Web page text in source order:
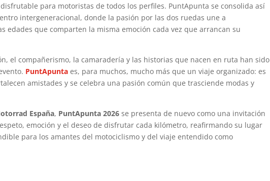
para motoristas de todos los perfiles. PuntApunta se consolida así
intergeneracional, donde la pasión por las dos ruedas une a
edades que comparten la misma emoción cada vez que arrancan su
el compañerismo, la camaradería y las historias que nacen en ruta han sido
PuntApunta es, para muchos, mucho más que un viaje organizado: es
amistades y se celebra una pasión común que trasciende modas y
España, PuntApunta 2026 se presenta de nuevo como una invitación
emoción y el deseo de disfrutar cada kilómetro, reafirmando su lugar
para los amantes del motociclismo y del viaje entendido como